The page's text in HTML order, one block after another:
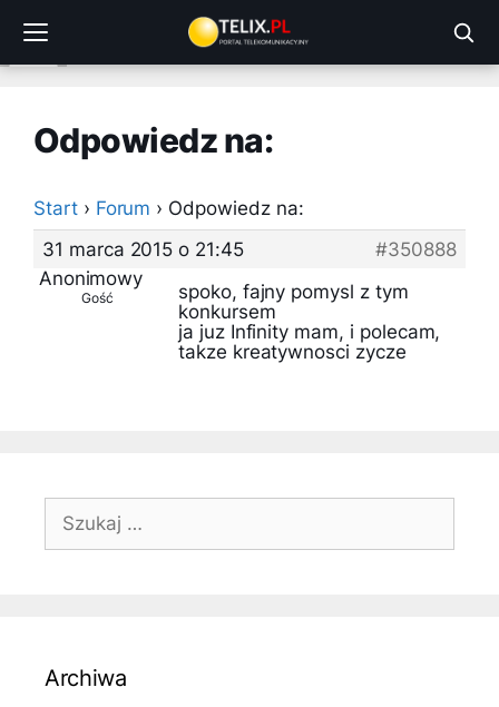
treści
Odpowiedz na:
Start › Forum › Odpowiedz na:
31 marca 2015 o 21:45
#350888
Anonimowy
Gość
spoko, fajny pomysl z tym
konkursem
ja juz Infinity mam, i polecam,
takze kreatywnosci zycze
Szukaj:
Archiwa